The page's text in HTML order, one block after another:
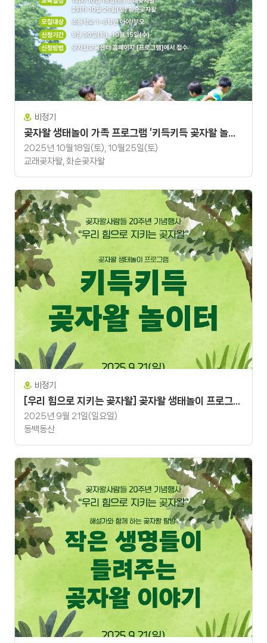
비정기
곶자왈 생태놀이 가족 프로그램 ‘키득키득 곶자왈 놀이터’
2025년 10월18일(토), 10월25일(토)
교래곶자왈, 화순곶자왈
비정기
[우리 힘으로 지키는 곶자왈] 곶자왈 생태놀이 프로그램 "키득키득 곶자왈 놀이터"
2025년 9월 21일(일요일)
동백동산